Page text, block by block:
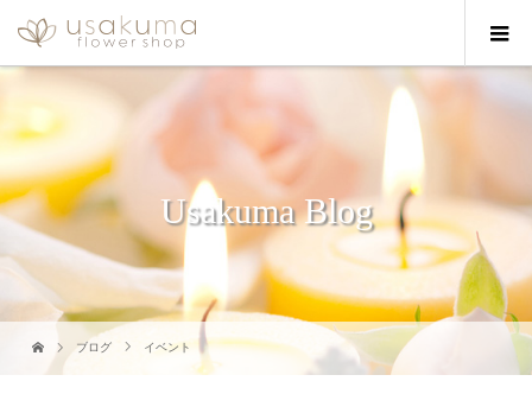
Usakuma Blog
ブログ イベント